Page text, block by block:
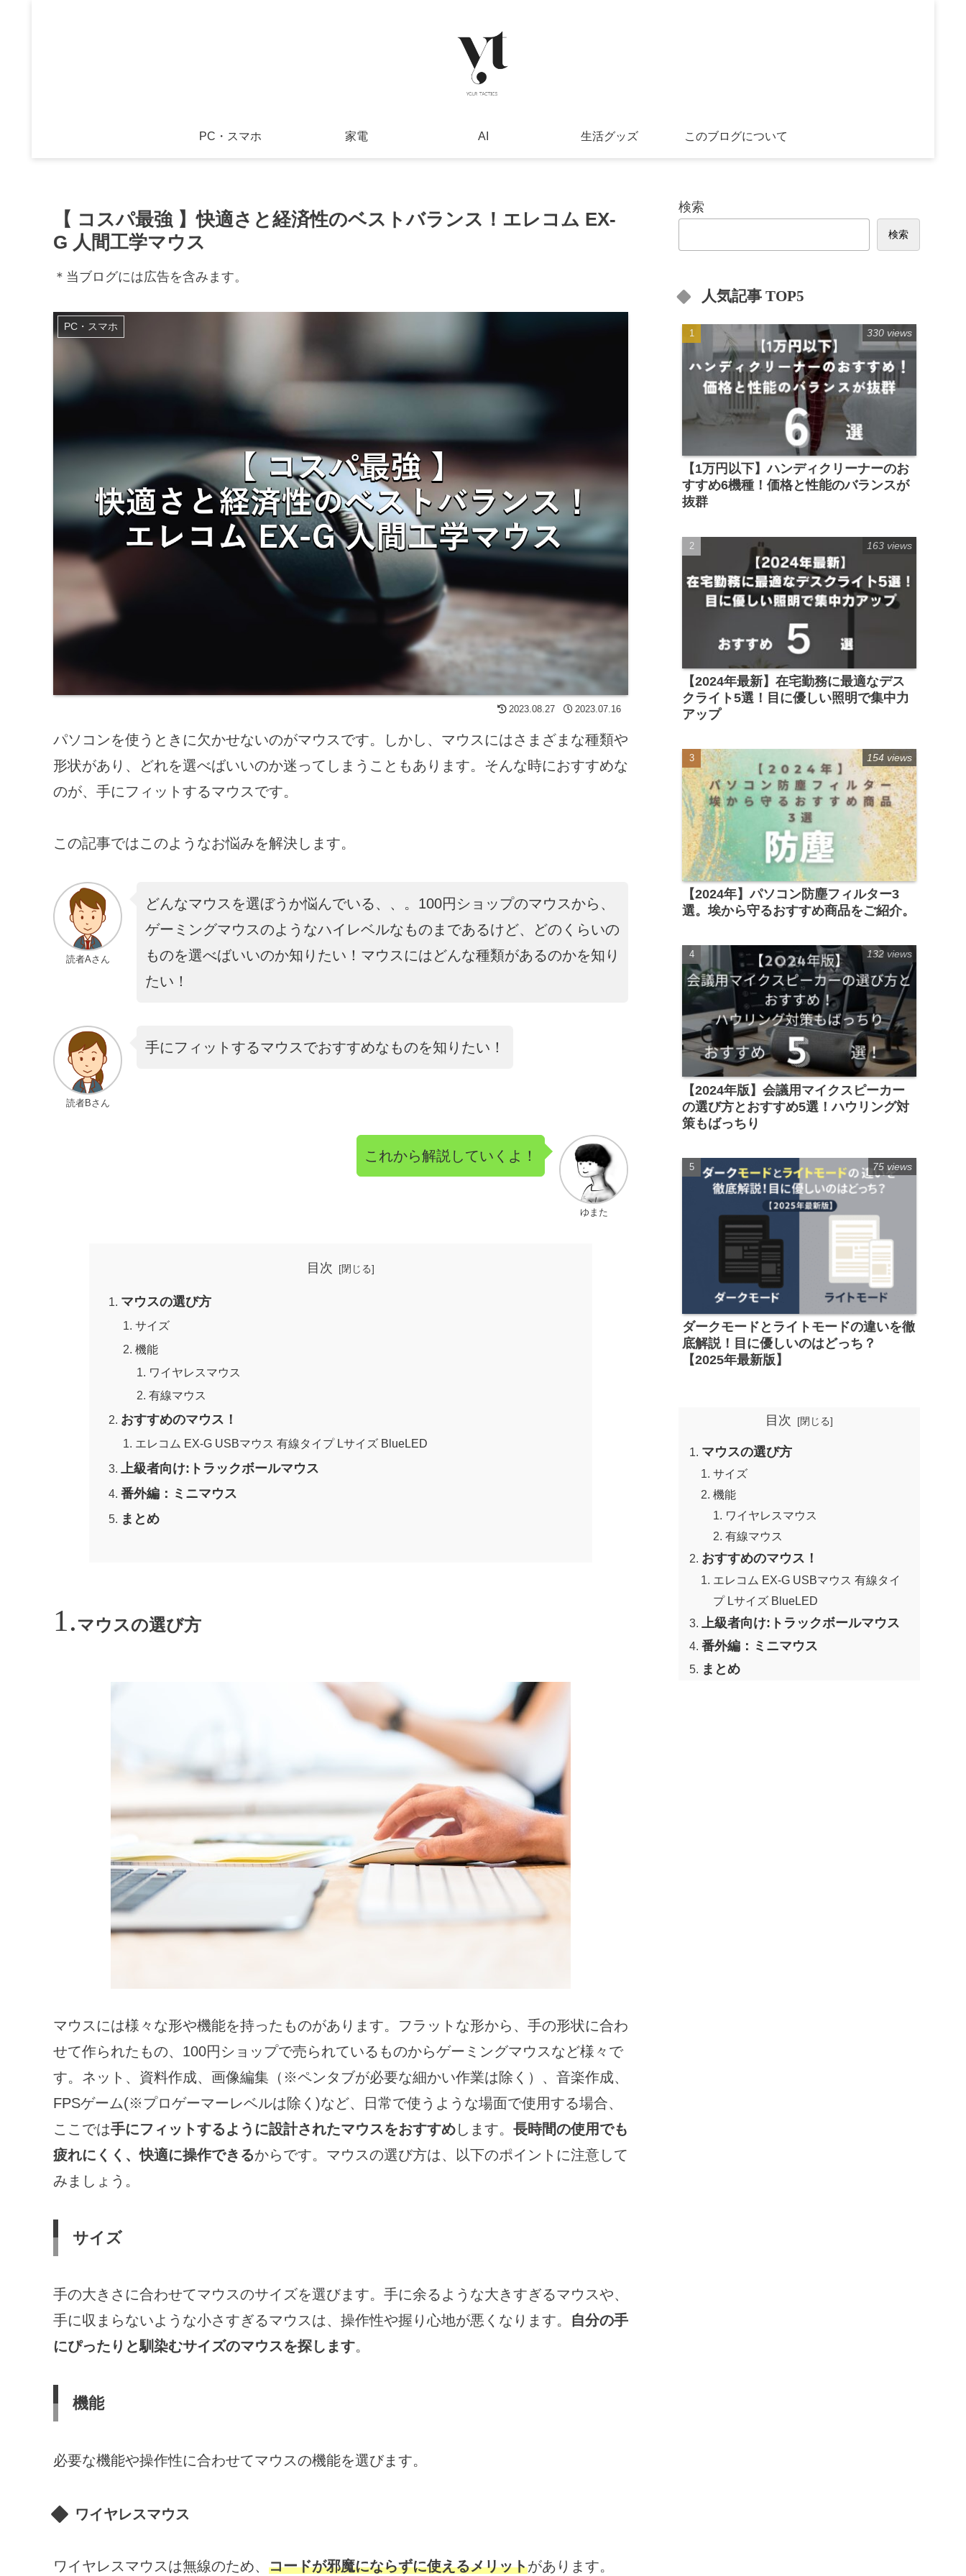
PC・スマホ 家電 AI 生活グッズ このブログについて
【 コスパ最強 】快適さと経済性のベストバランス！エレコム EX-
G 人間工学マウス
＊当ブログには広告を含みます。
PC・スマホ
2023.08.27 2023.07.16
パソコンを使うときに欠かせないのがマウスです。しかし、マウスにはさまざまな種類や
形状があり、どれを選べばいいのか迷ってしまうこともあります。そんな時におすすめな
のが、手にフィットするマウスです。
この記事ではこのようなお悩みを解決します。
読者Aさん
どんなマウスを選ぼうか悩んでいる、、。100円ショップのマウスから、
ゲーミングマウスのようなハイレベルなものまであるけど、どのくらいの
ものを選べばいいのか知りたい！マウスにはどんな種類があるのかを知り
たい！
読者Bさん
手にフィットするマウスでおすすめなものを知りたい！
ゆまた
これから解説していくよ！
目次
マウスの選び方
サイズ
機能
ワイヤレスマウス
有線マウス
おすすめのマウス！
エレコム EX-G USBマウス 有線タイプ Lサイズ BlueLED
上級者向け:トラックボールマウス
番外編：ミニマウス
まとめ
マウスの選び方
マウスには様々な形や機能を持ったものがあります。フラットな形から、手の形状に合わ
せて作られたもの、100円ショップで売られているものからゲーミングマウスなど様々で
す。ネット、資料作成、画像編集（※ペンタブが必要な細かい作業は除く）、音楽作成、
FPSゲーム(※プロゲーマーレベルは除く)など、日常で使うような場面で使用する場合、
ここでは手にフィットするように設計されたマウスをおすすめします。 長時間の使用でも
疲れにくく、快適に操作できるからです。マウスの選び方は、以下のポイントに注意して
みましょう。
サイズ
手の大きさに合わせてマウスのサイズを選びます。手に余るような大きすぎるマウスや、
手に収まらないような小さすぎるマウスは、操作性や握り心地が悪くなります。 自分の手
にぴったりと馴染むサイズのマウスを探します。
機能
必要な機能や操作性に合わせてマウスの機能を選びます。
ワイヤレスマウス
ワイヤレスマウスは無線のため、 コードが邪魔にならずに使えるメリットがあります。
検索
検索
人気記事 TOP5
【1万円以下】ハンディクリーナーのお
すすめ6機種！価格と性能のバランスが
抜群
330 views
【2024年最新】在宅勤務に最適なデス
クライト5選！目に優しい照明で集中力
アップ
163 views
【2024年】パソコン防塵フィルター3
選。埃から守るおすすめ商品をご紹介。
154 views
【2024年版】会議用マイクスピーカー
の選び方とおすすめ5選！ハウリング対
策もばっちり
132 views
ダークモードとライトモードの違いを徹
底解説！目に優しいのはどっち？
【2025年最新版】
75 views
目次
マウスの選び方
サイズ
機能
ワイヤレスマウス
有線マウス
おすすめのマウス！
エレコム EX-G USBマウス 有線タイ
プ Lサイズ BlueLED
上級者向け:トラックボールマウス
番外編：ミニマウス
まとめ